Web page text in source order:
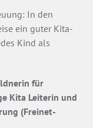
In den
ein guter Kita-
Kind als
für
Kita Leiterin und
(Freinet-